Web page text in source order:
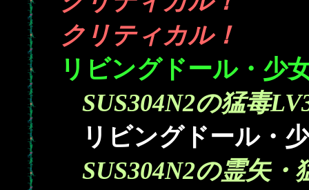
クリティカル！
リビングドール・少
SUS304N2の猛毒
リビングドール・
SUS304N2の霊矢・